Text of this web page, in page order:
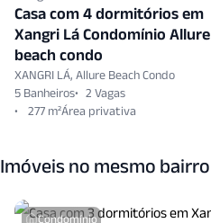
Casa com 4 dormitórios em
Xangri Lá Condomínio Allure
beach condo
XANGRI LÁ, Allure Beach Condo
5 Banheiros
2 Vagas
277 m²
Imóveis no mesmo bairro
Condomínio